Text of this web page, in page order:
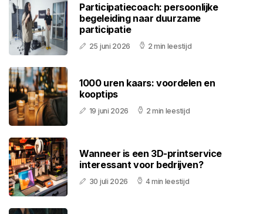
Participatiecoach: persoonlijke
begeleiding naar duurzame
participatie
25 juni 2026 2 min leestijd
1000 uren kaars: voordelen en
kooptips
19 juni 2026 2 min leestijd
Wanneer is een 3D-printservice
interessant voor bedrijven?
30 juli 2026 4 min leestijd